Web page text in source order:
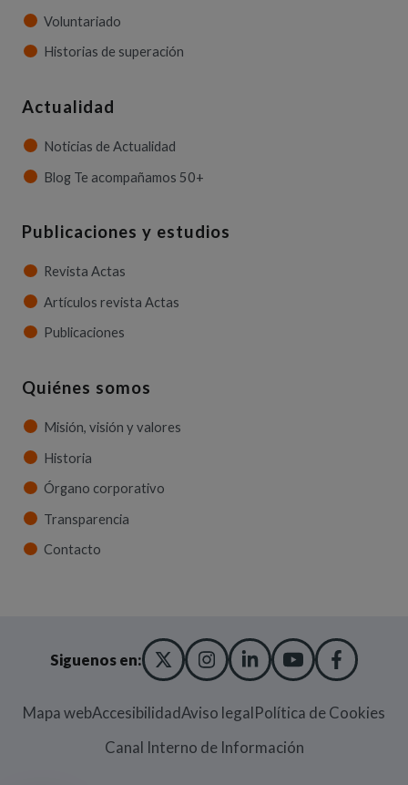
Voluntariado
Historias de superación
Actualidad
Noticias de Actualidad
Blog Te acompañamos 50+
Publicaciones y estudios
Revista Actas
Artículos revista Actas
Publicaciones
Quiénes somos
Misión, visión y valores
Historia
Órgano corporativo
Transparencia
Contacto
Siguenos en: X TWITTER
(ABRE EN NUEVA
INSTAGRAM
(ABRE EN NUEVA
LINKEDIN
(ABRE EN
YOUTUBE
(ABRE EN
Mapa webAccesibilidadAviso legalPolítica de Cookies
Canal Interno de Información(Abre en